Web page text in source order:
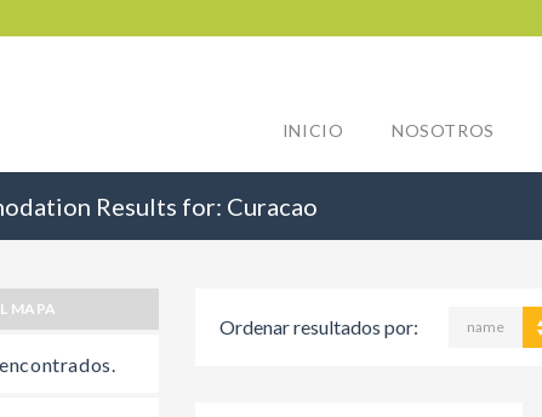
INICIO NOSOTROS
Results for: Curacao
MAPA
Ordenar resultados por: name